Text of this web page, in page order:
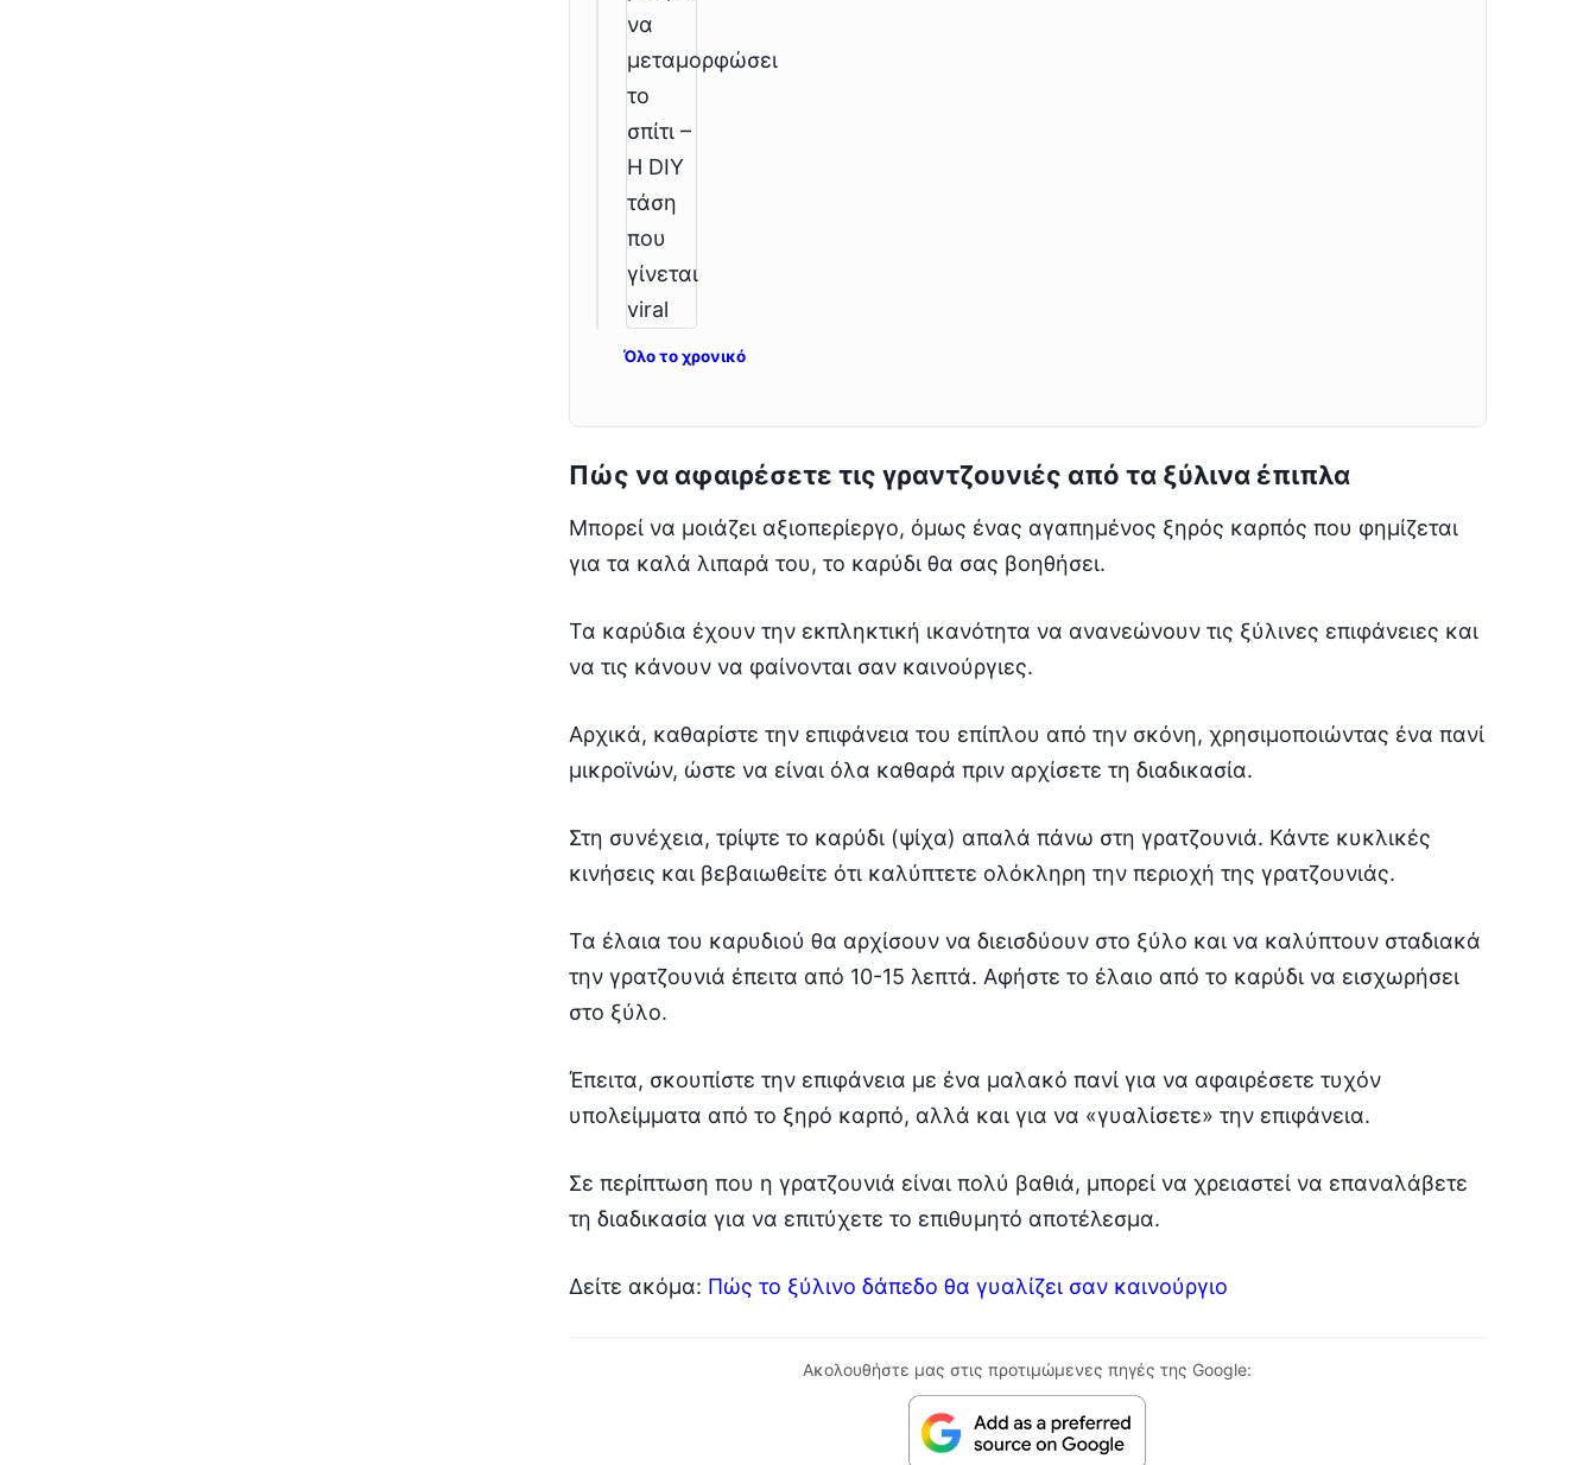
Όλο το χρονικό
Πώς να αφαιρέσετε τις γραντζουνιές από τα ξύλινα έπιπλα
Μπορεί να μοιάζει αξιοπερίεργο, όμως ένας αγαπημένος ξηρός καρπός που φημίζεται
για τα καλά λιπαρά του, το καρύδι θα σας βοηθήσει.
Τα καρύδια έχουν την εκπληκτική ικανότητα να ανανεώνουν τις ξύλινες επιφάνειες και
να τις κάνουν να φαίνονται σαν καινούργιες.
Αρχικά, καθαρίστε την επιφάνεια του επίπλου από την σκόνη, χρησιμοποιώντας ένα πανί
μικροϊνών, ώστε να είναι όλα καθαρά πριν αρχίσετε τη διαδικασία.
Στη συνέχεια, τρίψτε το καρύδι (ψίχα) απαλά πάνω στη γρατζουνιά. Κάντε κυκλικές
κινήσεις και βεβαιωθείτε ότι καλύπτετε ολόκληρη την περιοχή της γρατζουνιάς.
Τα έλαια του καρυδιού θα αρχίσουν να διεισδύουν στο ξύλο και να καλύπτουν σταδιακά
την γρατζουνιά έπειτα από 10-15 λεπτά. Αφήστε το έλαιο από το καρύδι να εισχωρήσει
στο ξύλο.
Έπειτα, σκουπίστε την επιφάνεια με ένα μαλακό πανί για να αφαιρέσετε τυχόν
υπολείμματα από το ξηρό καρπό, αλλά και για να «γυαλίσετε» την επιφάνεια.
Σε περίπτωση που η γρατζουνιά είναι πολύ βαθιά, μπορεί να χρειαστεί να επαναλάβετε
τη διαδικασία για να επιτύχετε το επιθυμητό αποτέλεσμα.
Δείτε ακόμα: Πώς το ξύλινο δάπεδο θα γυαλίζει σαν καινούργιο
Ακολουθήστε μας στις προτιμώμενες πηγές της Google: